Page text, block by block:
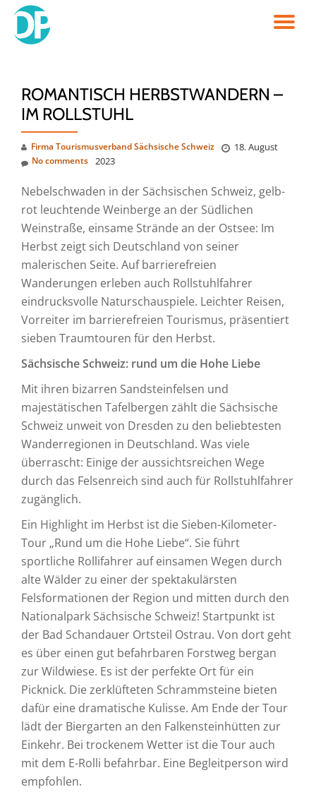
Skip
ROMANTISCH HERBSTWANDERN –
IM ROLLSTUHL
Firma Tourismusverband Sächsische Schweiz
18. August
2023
No comments
Nebelschwaden in der Sächsischen Schweiz, gelb-
rot leuchtende Weinberge an der Südlichen
Weinstraße, einsame Strände an der Ostsee: Im
Herbst zeigt sich Deutschland von seiner
malerischen Seite. Auf barrierefreien
Wanderungen erleben auch Rollstuhlfahrer
eindrucksvolle Naturschauspiele. Leichter Reisen,
Vorreiter im barrierefreien Tourismus, präsentiert
sieben Traumtouren für den Herbst.
Sächsische Schweiz: rund um die Hohe Liebe
Mit ihren bizarren Sandsteinfelsen und
majestätischen Tafelbergen zählt die Sächsische
Schweiz unweit von Dresden zu den beliebtesten
Wanderregionen in Deutschland. Was viele
überrascht: Einige der aussichtsreichen Wege
durch das Felsenreich sind auch für Rollstuhlfahrer
zugänglich.
Ein Highlight im Herbst ist die Sieben-Kilometer-
Tour „Rund um die Hohe Liebe“. Sie führt
sportliche Rollifahrer auf einsamen Wegen durch
alte Wälder zu einer der spektakulärsten
Felsformationen der Region und mitten durch den
Nationalpark Sächsische Schweiz! Startpunkt ist
der Bad Schandauer Ortsteil Ostrau. Von dort geht
es über einen gut befahrbaren Forstweg bergan
zur Wildwiese. Es ist der perfekte Ort für ein
Picknick. Die zerklüfteten Schrammsteine bieten
dafür eine dramatische Kulisse. Am Ende der Tour
lädt der Biergarten an den Falkensteinhütten zur
Einkehr. Bei trockenem Wetter ist die Tour auch
mit dem E-Rolli befahrbar. Eine Begleitperson wird
empfohlen.